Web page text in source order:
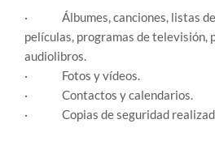
​· Álbumes, canciones, listas de
películas, programas de televisión,
audiolibros.
· Fotos y vídeos.
· Contactos y calendarios.
· Copias de seguridad